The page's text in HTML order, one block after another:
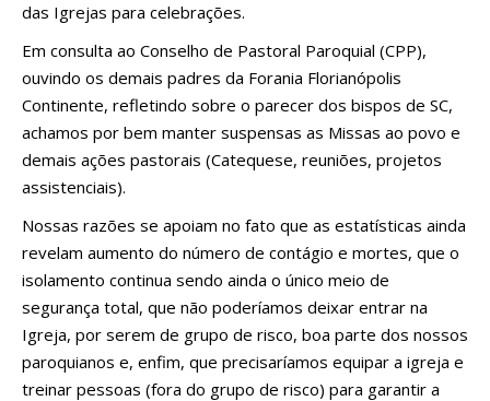
das Igrejas para celebrações.
Em consulta ao Conselho de Pastoral Paroquial (CPP),
ouvindo os demais padres da Forania Florianópolis
Continente, refletindo sobre o parecer dos bispos de SC,
achamos por bem manter suspensas as Missas ao povo e
demais ações pastorais (Catequese, reuniões, projetos
assistenciais).
Nossas razões se apoiam no fato que as estatísticas ainda
revelam aumento do número de contágio e mortes, que o
isolamento continua sendo ainda o único meio de
segurança total, que não poderíamos deixar entrar na
Igreja, por serem de grupo de risco, boa parte dos nossos
paroquianos e, enfim, que precisaríamos equipar a igreja e
treinar pessoas (fora do grupo de risco) para garantir a